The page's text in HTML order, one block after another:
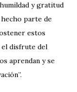
y gratitud
parte de
estos
disfrute del
aprendan y se